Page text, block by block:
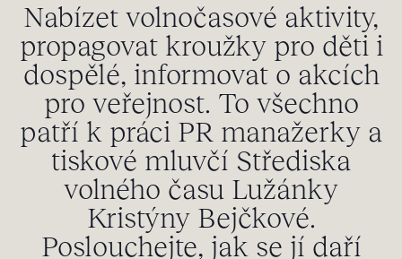
Nabízet volnočasové aktivity,
propagovat kroužky pro děti i
dospělé, informovat o akcích
pro veřejnost. To všechno
patří k práci PR manažerky a
tiskové mluvčí Střediska
volného času Lužánky
Kristýny Bejčkové.
Poslouchejte, jak se jí daří